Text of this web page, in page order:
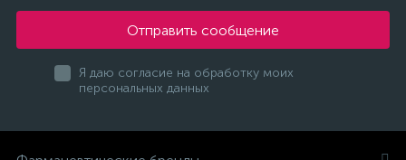
Отправить сообщение
Я даю согласие на обработку моих
персональных данных